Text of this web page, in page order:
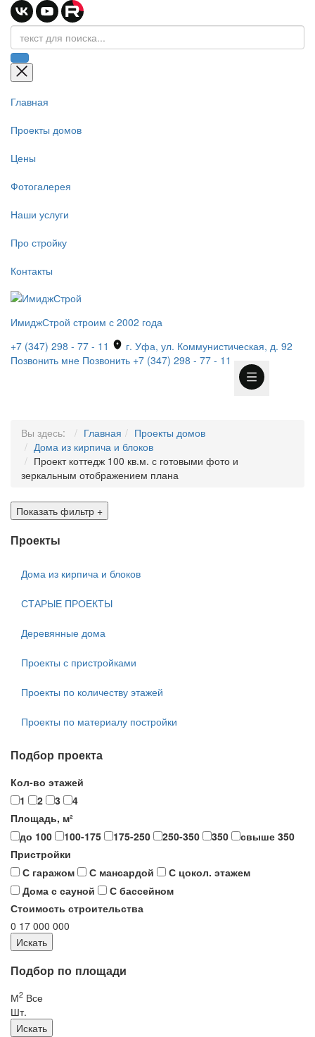
Главная
Проекты домов
Цены
Фотогалерея
Наши услуги
Про стройку
Контакты
ИмиджСтрой строим с 2002 года
+7 (347) 298 - 77 - 11
г. Уфа, ул. Коммунистическая, д. 92
Позвонить мне Позвонить +7 (347) 298 - 77 - 11
Вы здесь: Главная
Проекты домов
Дома из кирпича и блоков
Проект коттедж 100 кв.м. с готовыми фото и
зеркальным отображением плана
Показать фильтр +
Проекты
Дома из кирпича и блоков
СТАРЫЕ ПРОЕКТЫ
Деревянные дома
Проекты с пристройками
Проекты по количеству этажей
Проекты по материалу постройки
Подбор проекта
Кол-во этажей
1
2 3
4
Площадь, м²
до 100
100-175 175-250 250-350 350
свыше 350
Пристройки
С гаражом
С мансардой
С цокол. этажем
Дома с сауной
С бассейном
Стоимость строительства
0 17 000 000
Подбор по площади
М2 Все
Шт.